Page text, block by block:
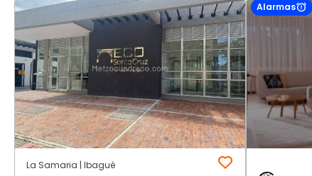
La Samaria | Ibagué
Alarmas